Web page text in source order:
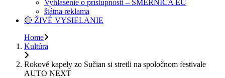
Vyhlásenie o prístupnosti – SMERNICA EU
štátna reklama
🔴 ŽIVÉ VYSIELANIE
Home
Kultúra
Rokové kapely zo Sučian si stretli na spoločnom festivale
AUTO NEXT